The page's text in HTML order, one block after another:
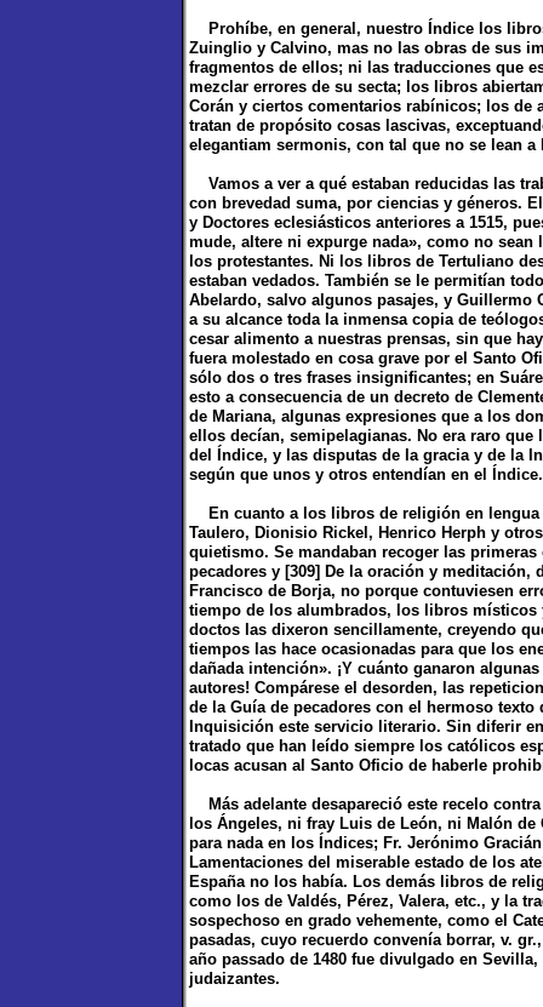
Prohíbe, en general, nuestro Índice los
Zuinglio y Calvino, mas no las obras de sus
fragmentos de ellos; ni las traducciones que
mezclar errores de su secta; los libros
Corán y ciertos comentarios rabínicos; los
tratan de propósito cosas lascivas,
elegantiam sermonis, con tal que no se lean
Vamos a ver a qué estaban reducidas las
con brevedad suma, por ciencias y géneros.
y Doctores eclesiásticos anteriores a 1515,
mude, altere ni expurge nada», como no
los protestantes. Ni los libros de Tertuliano
estaban vedados. También se le permitían
Abelardo, salvo algunos pasajes, y Guillermo
a su alcance toda la inmensa copia de
cesar alimento a nuestras prensas, sin que
fuera molestado en cosa grave por el Santo
sólo dos o tres frases insignificantes; en
esto a consecuencia de un decreto de
de Mariana, algunas expresiones que a los
ellos decían, semipelagianas. No era raro
del Índice, y las disputas de la gracia y de la
según que unos y otros entendían en el Índice.
En cuanto a los libros de religión en lengua
Taulero, Dionisio Rickel, Henrico Herph y
quietismo. Se mandaban recoger las
pecadores y [309] De la oración y meditación,
Francisco de Borja, no porque contuviesen
tiempo de los alumbrados, los libros místicos
doctos las dixeron sencillamente, creyendo
tiempos las hace ocasionadas para que los
dañada intención». ¡Y cuánto ganaron
autores! Compárese el desorden, las
de la Guía de pecadores con el hermoso
Inquisición este servicio literario. Sin diferir
tratado que han leído siempre los católicos
locas acusan al Santo Oficio de haberle
Más adelante desapareció este recelo
los Ángeles, ni fray Luis de León, ni Malón
para nada en los Índices; Fr. Jerónimo
Lamentaciones del miserable estado de los
España no los había. Los demás libros de
como los de Valdés, Pérez, Valera, etc., y la
sospechoso en grado vehemente, como el
pasadas, cuyo recuerdo convenía borrar, v.
año passado de 1480 fue divulgado en
judaizantes.